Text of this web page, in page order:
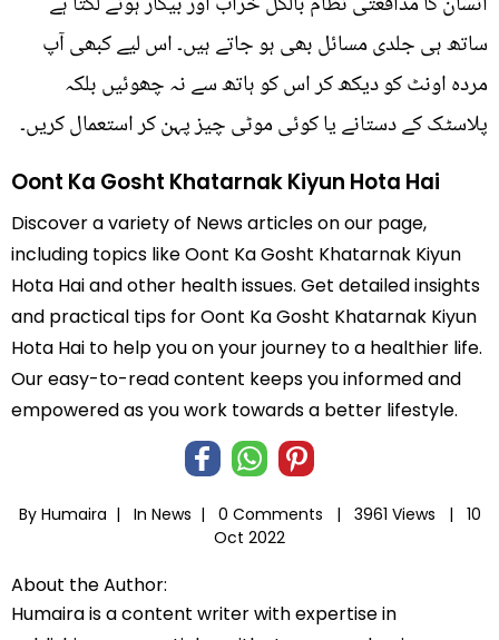
ساتھ ہی جلدی مسائل بھی ہو جاتے ہیں۔ اس لیے کبھی آپ
مردہ اونٹ کو دیکھ کر اس کو ہاتھ سے نہ چھوئیں بلکہ
پلاسٹک کے دستانے یا کوئی موٹی چیز پہن کر استعمال کریں۔
Oont Ka Gosht Khatarnak Kiyun Hota Hai
Discover a variety of News articles on our page,
including topics like Oont Ka Gosht Khatarnak Kiyun
Hota Hai and other health issues. Get detailed insights
and practical tips for Oont Ka Gosht Khatarnak Kiyun
Hota Hai to help you on your journey to a healthier life.
Our easy-to-read content keeps you informed and
empowered as you work towards a better lifestyle.
By Humaira | In News | 0 Comments | 3961 Views |
10
Oct 2022
About the Author:
Humaira is a content writer with expertise in